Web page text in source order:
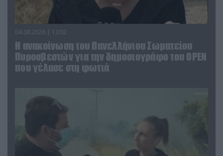
04.08.2026 | 13:02
Η ανακοίνωση του Πανελλήνιου Σωματείου
Πυροσβεστών για την δημοσιογράφο του OPEN
που γέλασε στη φωτιά